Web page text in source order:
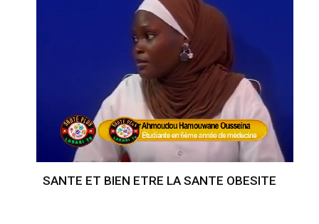
SANTE ET BIEN ETRE LA SANTE OBESITE